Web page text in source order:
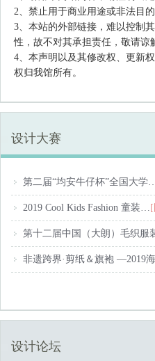
2、禁止用于商业用途或非法目的
3、本站的外部链接，难以控制
性，故不对其承担责任，敬请谅
4、本声明以及其修改权、更新
权归我馆所有。
设计大赛
第二届“均安牛仔杯”全国大学
2019 Cool Kids Fashion 童装…
第十二届中国（大朗）毛织服
非遗跨界·剪纸＆旗袍 —2019
设计论坛
装饰 2018年05
期
东华大学学报